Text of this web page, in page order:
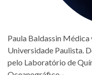
Paula Baldassin
Universidade Paulista.
pelo Laboratório de